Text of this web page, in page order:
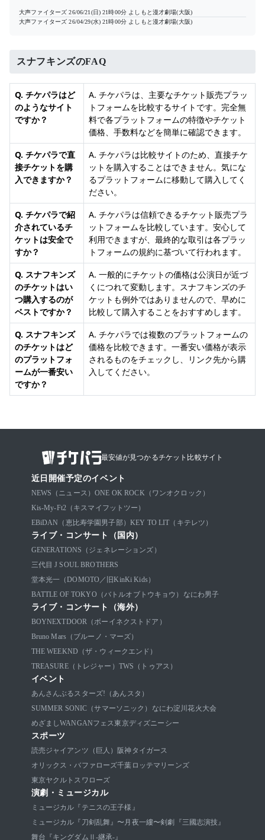
大声ファイターズ 26/06/21(日) 21時00分 よしもと漫才劇場(大阪)
大声ファイターズ 26/04/29(水) 21時00分 よしもと漫才劇場(大阪)
スナフキンズのFAQ
Q. チケパラはど
のようなサイト
ですか？
A. チケパラは、主要なチケット販売プラッ
トフォームを比較するサイトです。完全無
料で各プラットフォームの特徴やチケット
価格、手数料などを簡単に確認できます。
Q. チケパラで直
接チケットを購
入できますか？
A. チケパラは比較サイトのため、直接チケ
ットを購入することはできません。気にな
るプラットフォームに移動して購入してく
ださい。
Q. チケパラで紹
介されているチ
ケットは安全で
すか？
A. チケパラは信頼できるチケット販売プラ
ットフォームを比較しています。安心して
利用できますが、最終的な取引は各プラッ
トフォームの規約に基づいて行われます。
Q. スナフキンズ
のチケットはい
つ購入するのが
ベストですか？
A. 一般的にチケットの価格は公演日が近づ
くにつれて変動します。スナフキンズのチ
ケットも例外ではありませんので、早めに
比較して購入することをおすすめします。
Q. スナフキンズ
のチケットはど
のプラットフォ
ームが一番安い
ですか？
A. チケパラでは複数のプラットフォームの
価格を比較できます。一番安い価格が表示
されるものをチェックし、リンク先から購
入してください。
最安値が見つかるチケット比較サイト
近日開催予定のイベント
NEWS（ニュース） ONE OK ROCK（ワンオクロック）
Kis-My-Ft2（キスマイフットツー）
EBiDAN（恵比寿学園男子部） KEY TO LIT（キテレツ）
ライブ・コンサート（国内）
GENERATIONS（ジェネレーションズ）
三代目 J SOUL BROTHERS
堂本光一（DOMOTO／旧KinKi Kids）
BATTLE OF TOKYO（バトルオブトウキョウ）
なにわ男子
ライブ・コンサート（海外）
BOYNEXTDOOR（ボーイネクストドア）
Bruno Mars（ブルーノ・マーズ）
THE WEEKND（ザ・ウィークエンド）
TREASURE（トレジャー） TWS（トゥアス）
イベント
あんさんぶるスターズ!（あんスタ）
SUMMER SONIC（サマーソニック） なにわ淀川花火大会
めざましWANGANフェス東京ディズニーシー
スポーツ
読売ジャイアンツ（巨人）
阪神タイガース
オリックス・バファローズ千葉ロッテマリーンズ
東京ヤクルトスワローズ
演劇・ミュージカル
ミュージカル『テニスの王子様』
ミュージカル『刀剣乱舞』〜月夜一縷〜剣劇『三國志演技』
舞台『キングダムⅡ-継承-』